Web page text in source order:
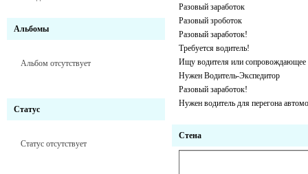
Альбомы
Альбом отсутствует
Статус
Статус отсутствует
Разовый заработок
Разовый зроботок
Разовый заработок!
Требуется водитель!
Ищу водителя или сопровождающее
Нужен Водитель-Экспедитор
Разовый заработок!
Нужен водитель для перегона
Стена